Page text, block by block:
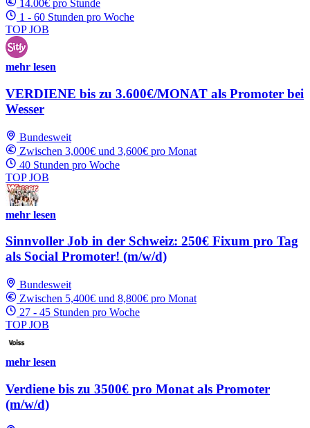
14.00€ pro Stunde
1 - 60 Stunden pro Woche
TOP JOB
mehr lesen
VERDIENE bis zu 3.600€/MONAT als Promoter bei
Wesser
Bundesweit
Zwischen 3,000€ und 3,600€ pro Monat
40 Stunden pro Woche
TOP JOB
mehr lesen
Sinnvoller Job in der Schweiz: 250€ Fixum pro Tag
als Social Promoter! (m/w/d)
Bundesweit
Zwischen 5,400€ und 8,800€ pro Monat
27 - 45 Stunden pro Woche
TOP JOB
mehr lesen
Verdiene bis zu 3500€ pro Monat als Promoter
(m/w/d)